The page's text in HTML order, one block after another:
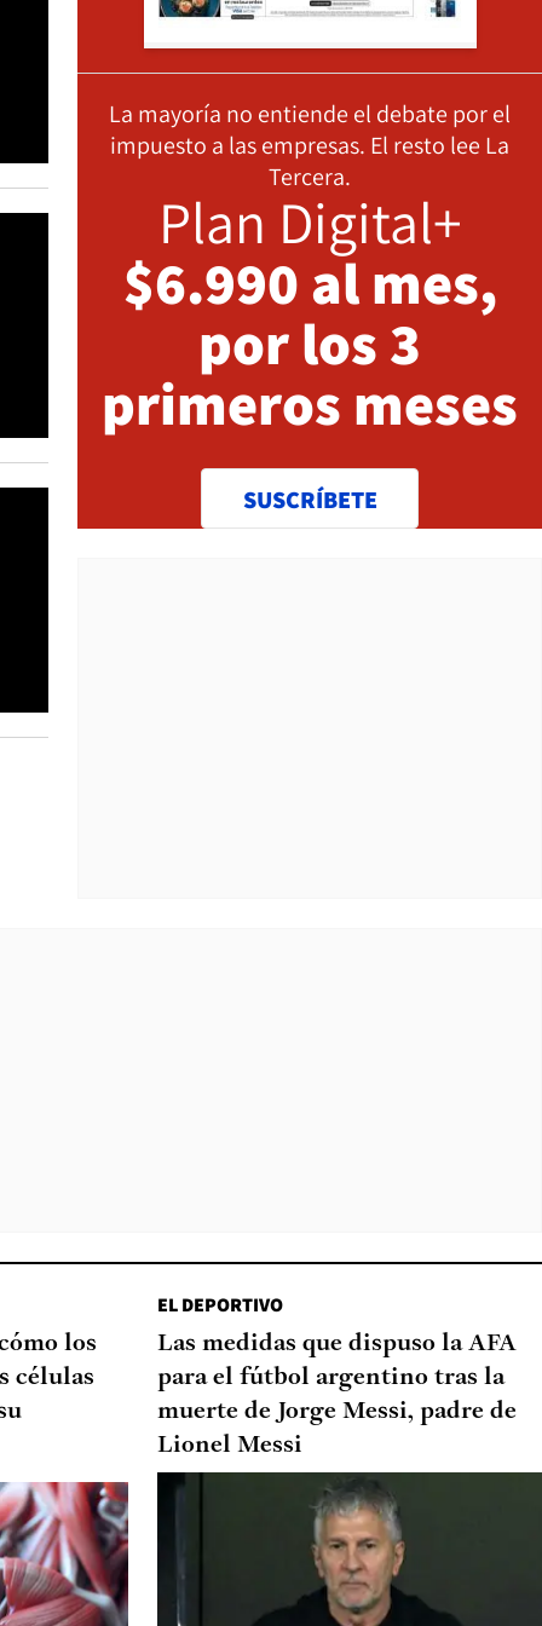
La mayoría no entiende el debate por el
impuesto a las empresas. El resto lee La
Tercera.
Plan Digital+
$6.990 al mes,
por los 3
primeros meses
SUSCRÍBETE
los
células
EL DEPORTIVO
Las medidas que dispuso la AFA
para el fútbol argentino tras la
muerte de Jorge Messi, padre de
Lionel Messi